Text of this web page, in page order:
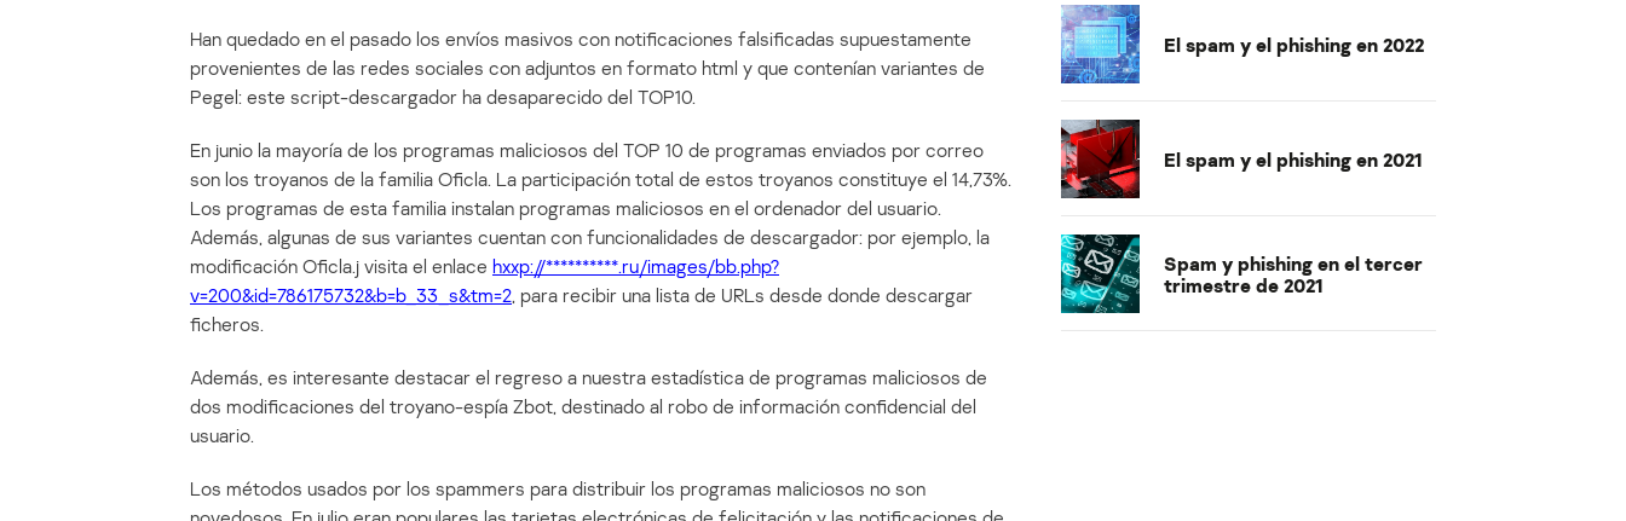
Han quedado en el pasado los envíos masivos con notificaciones falsificadas supuestamente
provenientes de las redes sociales con adjuntos en formato html y que contenían variantes de
Pegel: este script-descargador ha desaparecido del TOP10.
En junio la mayoría de los programas maliciosos del TOP 10 de programas enviados por correo
son los troyanos de la familia Oficla. La participación total de estos troyanos constituye el 14,73%.
Los programas de esta familia instalan programas maliciosos en el ordenador del usuario.
Además, algunas de sus variantes cuentan con funcionalidades de descargador: por ejemplo, la
modificación Oficla.j visita el enlace hxxp://**********.ru/images/bb.php?
v=200&id=786175732&b=b_33_s&tm=2, para recibir una lista de URLs desde donde descargar
ficheros.
Además, es interesante destacar el regreso a nuestra estadística de programas maliciosos de
dos modificaciones del troyano-espía Zbot, destinado al robo de información confidencial del
usuario.
Los métodos usados por los spammers para distribuir los programas maliciosos no son
El spam y el phishing en 2022
El spam y el phishing en 2021
Spam y phishing en el tercer
trimestre de 2021